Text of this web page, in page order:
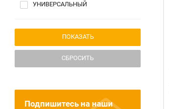
УНИВЕРСАЛЬНЫЙ
СБРОСИТЬ
Подпишитесь на наши